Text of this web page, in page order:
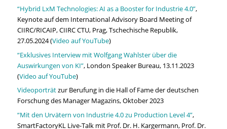
“Hybrid LxM Technologies: AI as a Booster for Industrie 4.0”,
Keynote auf dem International Advisory Board Meeting of
CIIRC/RICAIP, CIIRC CTU, Prag, Tschechische Republik,
27.05.2024 (Video auf YouTube)
“Exklusives Interview mit Wolfgang Wahlster über die
Auswirkungen von KI”, London Speaker Bureau, 13.11.2023
(Video auf YouTube)
Videoporträtzur Berufung in die Hall of Fame der deutschen
Forschung des Manager Magazins, Oktober 2023
“Mit den Urvätern von Industrie 4.0 zu Production Level 4”,
SmartFactoryKL Live-Talk mit Prof. Dr. H. Kargermann, Prof. Dr.